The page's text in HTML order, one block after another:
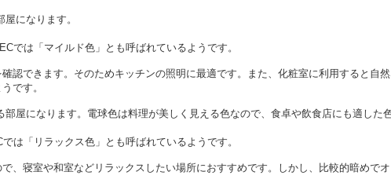
になります。
では「マイルド色」とも呼ばれているようです。
認できます。そのためキッチンの照明に最適です。また、化粧室に利用すると自
です。
屋になります。電球色は料理が美しく見える色なので、食卓や飲食店にも適した色
は「リラックス色」とも呼ばれているようです。
、寝室や和室などリラックスしたい場所におすすめです。しかし、比較的暗めで